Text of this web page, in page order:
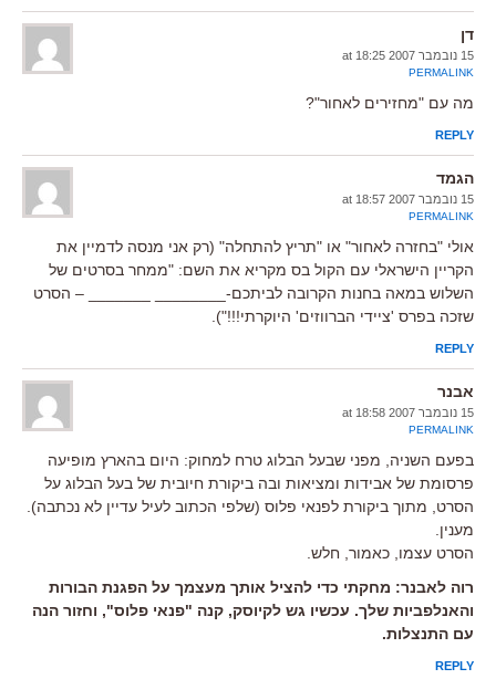
דן
15 נובמבר 2007 at 18:25
PERMALINK
מה עם "מחזירים לאחור"?
REPLY
הגמד
15 נובמבר 2007 at 18:57
PERMALINK
אולי "בחזרה לאחור" או "תריץ להתחלה" (רק אני מנסה לדמיין את
הקריין הישראלי עם הקול בס מקריא את השם: "ממחר בסרטים של
השלוש במאה בחנות הקרובה לביתכם-________ _______ – הסרט
שזכה בפרס 'ציידי הברווזים' היוקרתי!!!").
REPLY
אבנר
15 נובמבר 2007 at 18:58
PERMALINK
בפעם השניה, מפני שבעל הבלוג טרח למחוק: היום בהארץ מופיעה
פרסומת של אבידות ומציאות ובה ביקורת חיובית של בעל הבלוג על
הסרט, מתוך ביקורת לפנאי פלוס (שלפי הכתוב לעיל עדיין לא נכתבה).
מענין.
הסרט עצמו, כאמור, חלש.
רוה לאבנר: מחקתי כדי להציל אותך מעצמך על הפגנת הבורות
והאנלפביות שלך. עכשיו גש לקיוסק, קנה "פנאי פלוס", וחזור הנה
עם התנצלות.
REPLY